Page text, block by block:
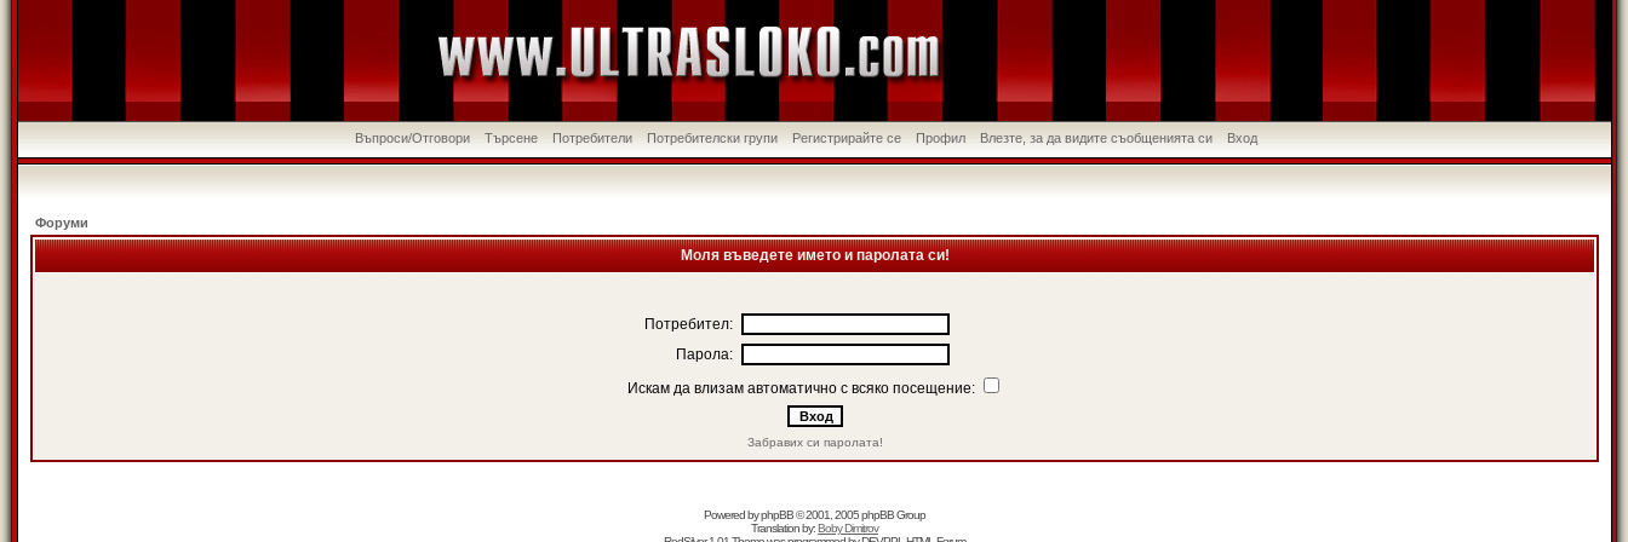
Въпроси/Отговори Търсене Потребители Потребителски групи Регистрирайте се Профил Влезте, за да видите съобщенията си Вход
Форуми
Моля въведете името и паролата си!
Потребител:
Парола:
Искам да влизам автоматично с всяко посещение:
Забравих си паролата!
Powered byphpBB© 2001, 2005 phpBB Group
Translation by:Boby Dimitrov